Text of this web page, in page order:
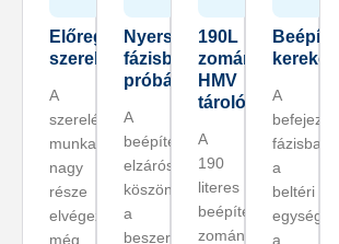
Előregyártott
szerelőkeret
A
szerelési
munka
nagy
része
elvégezhető
még
Nyersépítési
fázisban
próbázható
A
beépített
elzárószelepeknek
köszönhetően
a
beszerelt
190L
zománcozott
HMV
tároló
A
190
literes
beépített
zománcozott
Beépített
kerekek
A
befejező
fázisban
a
beltéri
egység
a